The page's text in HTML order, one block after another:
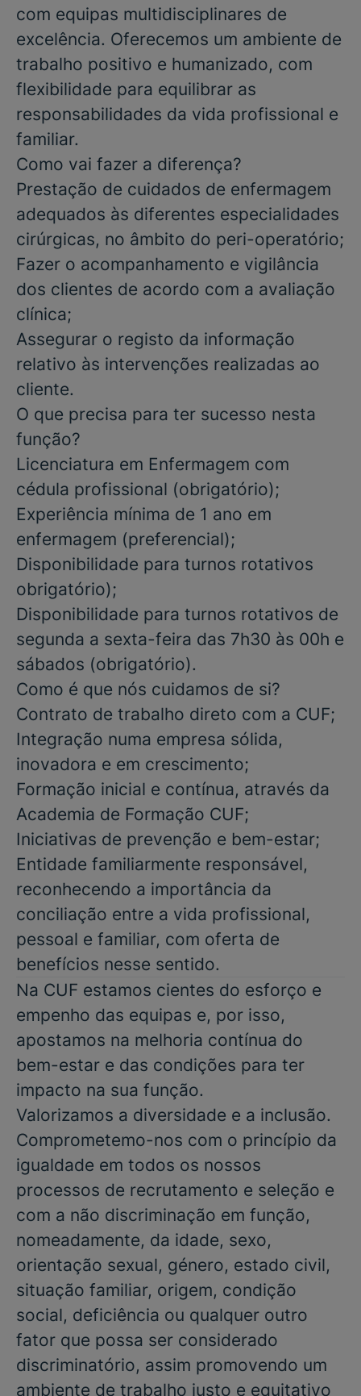
com equipas multidisciplinares de
excelência. Oferecemos um ambiente de
trabalho positivo e humanizado, com
flexibilidade para equilibrar as
responsabilidades da vida profissional e
familiar.
Como vai fazer a diferença?
Prestação de cuidados de enfermagem
adequados às diferentes especialidades
cirúrgicas, no âmbito do peri-operatório;
Fazer o acompanhamento e vigilância
dos clientes de acordo com a avaliação
clínica;
Assegurar o registo da informação
relativo às intervenções realizadas ao
cliente.
O que precisa para ter sucesso nesta
função?
Licenciatura em Enfermagem com
cédula profissional (obrigatório);
Experiência mínima de 1 ano em
enfermagem (preferencial);
Disponibilidade para turnos rotativos
obrigatório);
Disponibilidade para turnos rotativos de
segunda a sexta-feira das 7h30 às 00h e
sábados (obrigatório).
Como é que nós cuidamos de si?
Contrato de trabalho direto com a CUF;
Integração numa empresa sólida,
inovadora e em crescimento;
Formação inicial e contínua, através da
Academia de Formação CUF;
Iniciativas de prevenção e bem-estar;
Entidade familiarmente responsável,
reconhecendo a importância da
conciliação entre a vida profissional,
pessoal e familiar, com oferta de
benefícios nesse sentido.
Na CUF estamos cientes do esforço e
empenho das equipas e, por isso,
apostamos na melhoria contínua do
bem-estar e das condições para ter
impacto na sua função.
Valorizamos a diversidade e a inclusão.
Comprometemo-nos com o princípio da
igualdade em todos os nossos
processos de recrutamento e seleção e
com a não discriminação em função,
nomeadamente, da idade, sexo,
orientação sexual, género, estado civil,
situação familiar, origem, condição
social, deficiência ou qualquer outro
fator que possa ser considerado
discriminatório, assim promovendo um
ambiente de trabalho justo e equitativo